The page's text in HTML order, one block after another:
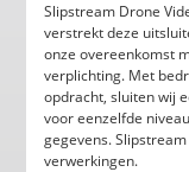
Slipstream Drone
verstrekt deze
onze overeenkomst
verplichting. Met
opdracht, sluiten wij
voor eenzelfde
gegevens.
verwerkingen.